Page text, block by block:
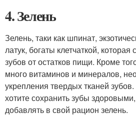
4. Зелень
Зелень, таки как шпинат,
латук, богаты клетчаткой, которая
зубов от остатков пищи. Кроме
много витаминов и минералов,
укрепления твердых тканей
хотите сохранить зубы
добавлять в свой рацион зелень.